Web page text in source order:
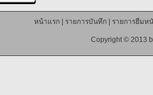
หน้าแรก| รายการบันทึก| รายการยืมห
Copyright © 2013